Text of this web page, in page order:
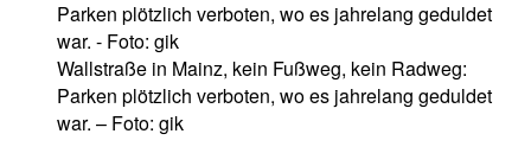
Wallstraße in Mainz, kein Fußweg, kein Radweg:
Parken plötzlich verboten, wo es jahrelang geduldet
war. – Foto: gik